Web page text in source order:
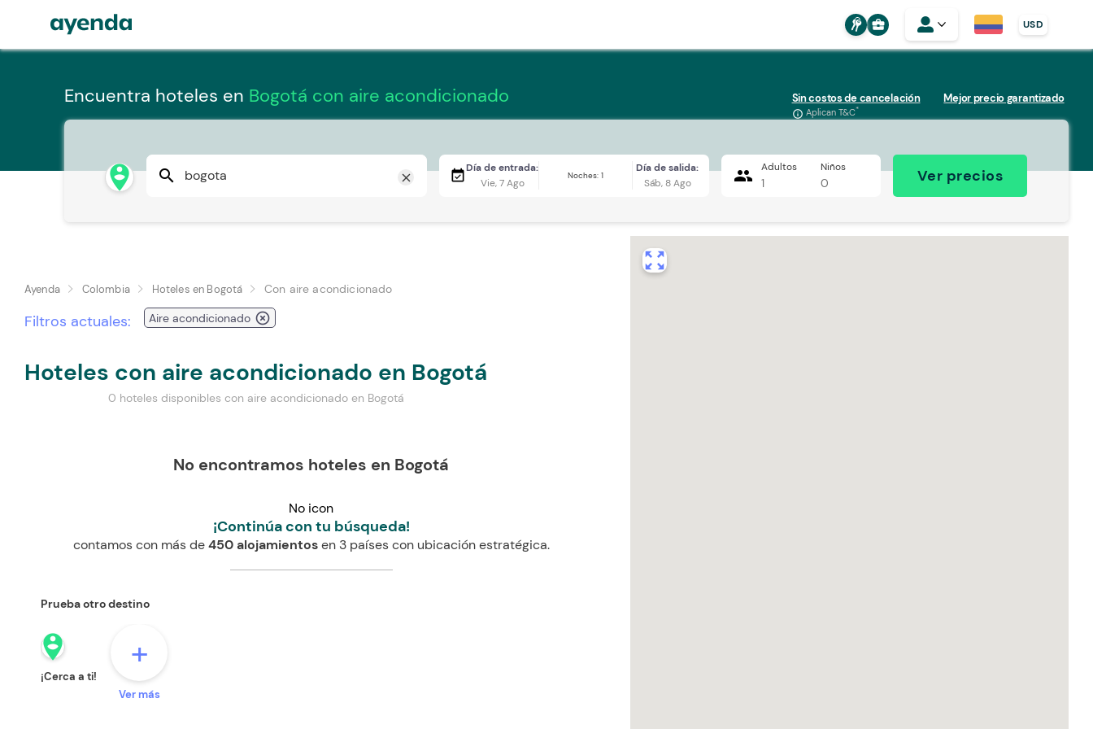
business_center USD
Encuentra hoteles en Bogotá con aire acondicionado Sin costos de cancelación
info_outline Aplican T&C*
Mejor precio garantizado
person_pin_circle search close event_availableDía de entrada:
Vie, 7 Ago
Noches: 1
Día de salida:
Sáb, 8 Ago
people Adultos
1
Niños
0 Ver precios
Ayenda Colombia Hoteles en Bogotá Con aire acondicionado
Filtros actuales: Aire acondicionado highlight_off
Hoteles con aire acondicionado en Bogotá
0 hoteles disponibles con aire acondicionado en Bogotá
No encontramos hoteles en Bogotá
No icon
¡Continúa con tu búsqueda!
contamos con más de450 alojamientosen 3 países con ubicación estratégica.
Prueba otro destino
person_pin_circle
¡Cerca a ti!
+
Ver más
zoom_out_map